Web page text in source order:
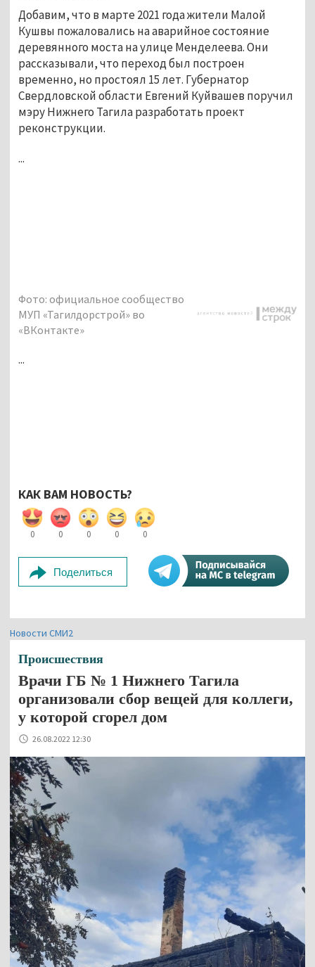
Добавим, что в марте 2021 года жители Малой
Кушвы пожаловались на аварийное состояние
деревянного моста на улице Менделеева. Они
рассказывали, что переход был построен
временно, но простоял 15 лет. Губернатор
Свердловской области Евгений Куйвашев поручил
мэру Нижнего Тагила разработать проект
реконструкции.
...
Фото: официальное сообщество
МУП «Тагилдорстрой» во
«ВКонтакте»
...
КАК ВАМ НОВОСТЬ?
0 0 0 0 0
Поделиться
Новости СМИ2
Происшествия
Врачи ГБ № 1 Нижнего Тагила
организовали сбор вещей для коллеги,
у которой сгорел дом
26.08.2022 12:30